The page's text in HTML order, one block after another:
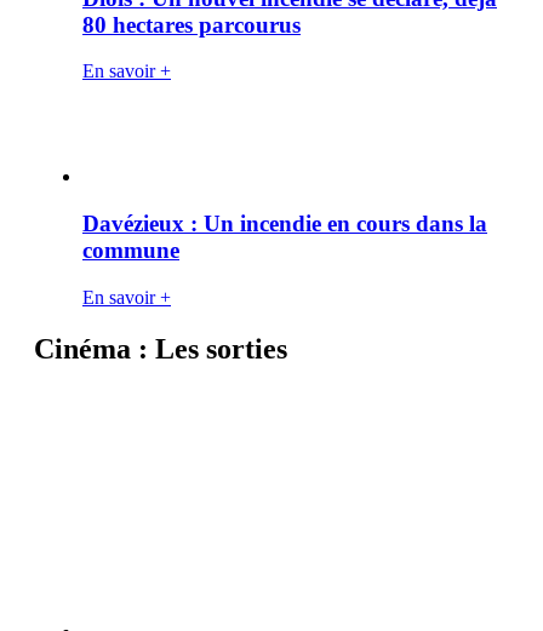
80 hectares parcourus
En savoir +
Davézieux : Un incendie en cours dans la
commune
En savoir +
Cinéma : Les sorties